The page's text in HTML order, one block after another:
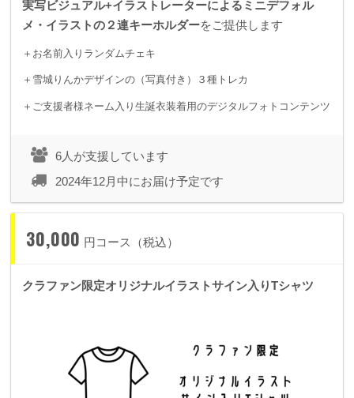
実写ビジュアル+イラストレーターによる ミニデフォル
メ・イラストの２連キーホルダーをご提供します
＋お名前入りランダムチェキ
＋雪城りんかデザインの（写真付き）３種トレカ
＋ご支援者様ネーム入り生誕衣装着用のデジタルフォトコンテンツ
6人が支援しています
2024年12月中にお届け予定です
30,000 円コース（税込）
クラファン限定オリジナルイラストサイン入りTシャツ